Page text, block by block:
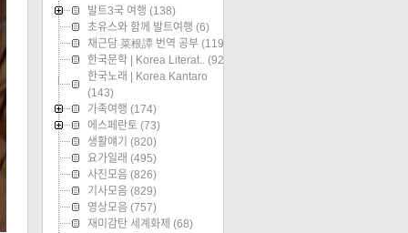
발트3국 여행 (138)
초유스와 함께 발트여행 (6)
채근담 菜根譚 번역 공부 (119)
한국문학 | Korea Literat.. (92)
한국노래 | Korea Kantaro
(143)
가족여행 (174)
에스페란토 (73)
생활얘기 (820)
요가일래 (495)
사진모음 (826)
기사모음 (829)
영상모음 (757)
재미감탄 세계화제 (68)